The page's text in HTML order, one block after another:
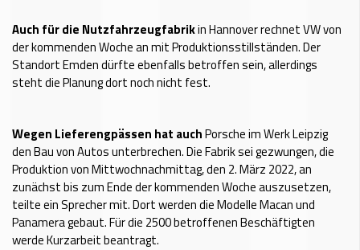
Auch für die Nutzfahrzeugfabrikin Hannover rechnet VW von
der kommenden Woche an mit Produktionsstillständen. Der
Standort Emden dürfte ebenfalls betroffen sein, allerdings
steht die Planung dort noch nicht fest.
Wegen Lieferengpässen hat auchPorsche im Werk Leipzig
den Bau von Autos unterbrechen. Die Fabrik sei gezwungen, die
Produktion von Mittwochnachmittag, den 2. März 2022, an
zunächst bis zum Ende der kommenden Woche auszusetzen,
teilte ein Sprecher mit. Dort werden die Modelle Macan und
Panamera gebaut. Für die 2500 betroffenen Beschäftigten
werde Kurzarbeit beantragt.